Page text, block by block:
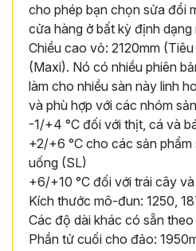
cho phép bạn chọn sửa đổi
cửa hàng ở bất kỳ định dạng
Chiều cao vỏ: 2120mm
(Maxi). Nó có nhiều phiên
làm cho nhiều sàn này linh
và phù hợp với các nhóm
-1/+4 °C đối với thịt, cá và
+2/+6 °C cho các sản
uống (SL)
+6/+10 °C đối với trái cây
Kích thước mô-đun: 1250,
Các độ dài khác có sẵn
Phần tử cuối cho đảo: